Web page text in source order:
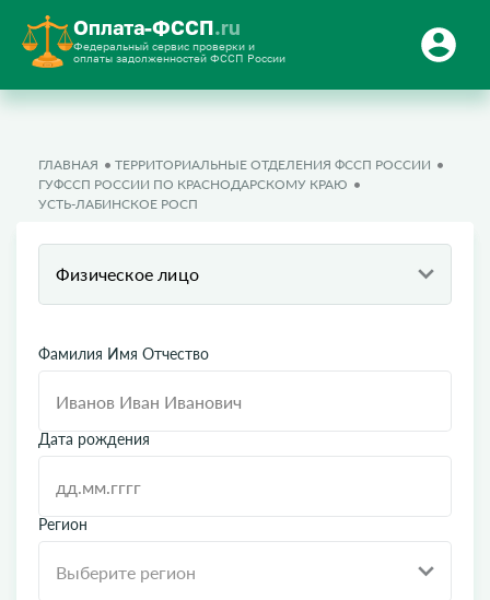
Оплата-ФССП.ru
Федеральный сервис проверки и
оплаты задолженностей ФССП России
ГЛАВНАЯ
ТЕРРИТОРИАЛЬНЫЕ ОТДЕЛЕНИЯ ФССП РОССИИ
ГУФССП РОССИИ ПО КРАСНОДАРСКОМУ КРАЮ
УСТЬ-ЛАБИНСКОЕ РОСП
Физическое лицо
Фамилия Имя Отчество
Дата рождения
Регион